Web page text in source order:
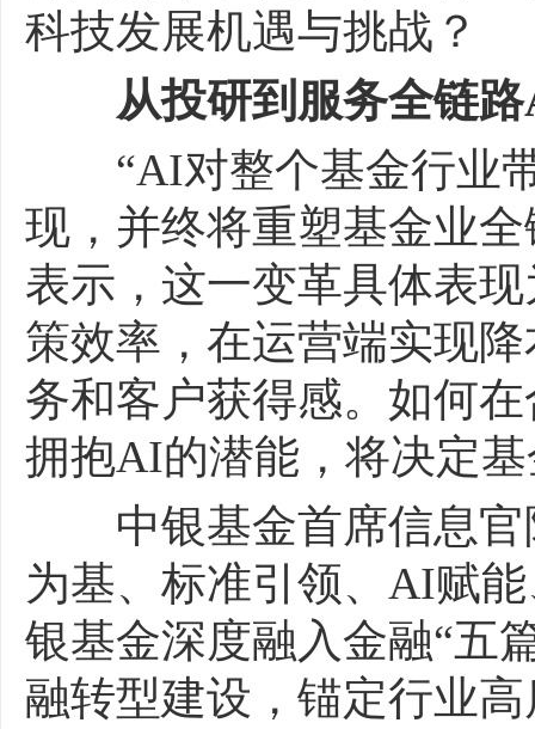
科技发展机遇与挑战？
从投研到服务全链
“AI对整个基金行业带
现，并终将重塑基金业
表示，这一变革具体表
策效率，在运营端实现
务和客户获得感。如何
拥抱AI的潜能，将决定
中银基金首席信息官
为基、标准引领、AI赋
银基金深度融入金融“五
融转型建设，锚定行业